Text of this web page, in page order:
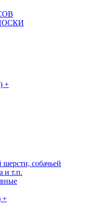
+
собачьей
и т.п.
+